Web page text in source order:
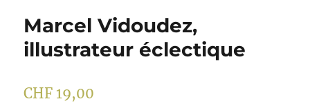
Marcel Vidoudez,
illustrateur éclectique
CHF 19,00